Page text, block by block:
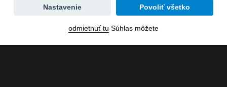
Zmena
dátumu
Povoliť všetko
Nastavenie
odmietnuť tu Súhlas môžete